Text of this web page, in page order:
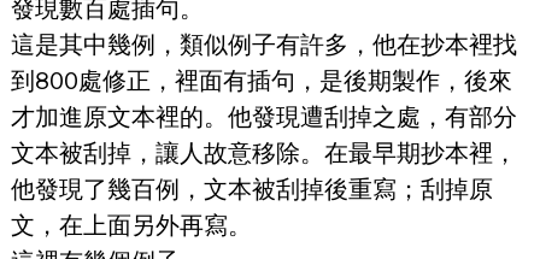
發現數百處插句。
這是其中幾例，類似例子有許多，他在抄本裡找
到800處修正，裡面有插句，是後期製作，後來
才加進原文本裡的。他發現遭刮掉之處，有部分
文本被刮掉，讓人故意移除。在最早期抄本裡，
他發現了幾百例，文本被刮掉後重寫；刮掉原
文，在上面另外再寫。